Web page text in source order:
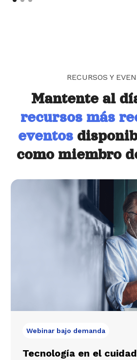
RECURSOS Y
Mantente al
recursos más
eventos
como miembro
Webinar bajo demanda
Tecnología en el